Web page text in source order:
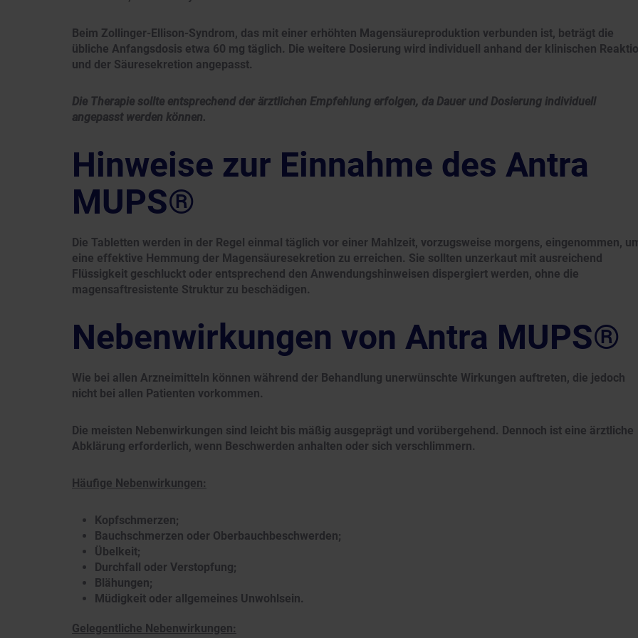
Beim Zollinger-Ellison-Syndrom, das mit einer erhöhten Magensäureproduktion verbunden ist, beträgt die
übliche Anfangsdosis etwa 60 mg täglich. Die weitere Dosierung wird individuell anhand der klinischen
und der Säuresekretion angepasst.
Die Therapie sollte entsprechend der ärztlichen Empfehlung erfolgen, da Dauer und Dosierung individuell
angepasst werden können.
Hinweise zur Einnahme des Antra
MUPS®
Die Tabletten werden in der Regel einmal täglich vor einer Mahlzeit, vorzugsweise morgens, eingenommen,
eine effektive Hemmung der Magensäuresekretion zu erreichen. Sie sollten unzerkaut mit ausreichend
Flüssigkeit geschluckt oder entsprechend den Anwendungshinweisen dispergiert werden, ohne die
magensaftresistente Struktur zu beschädigen.
Nebenwirkungen von Antra MUPS®
Wie bei allen Arzneimitteln können während der Behandlung unerwünschte Wirkungen auftreten, die jedoch
nicht bei allen Patienten vorkommen.
Die meisten Nebenwirkungen sind leicht bis mäßig ausgeprägt und vorübergehend. Dennoch ist eine ärztliche
Abklärung erforderlich, wenn Beschwerden anhalten oder sich verschlimmern.
Häufige Nebenwirkungen:
Kopfschmerzen;
Bauchschmerzen oder Oberbauchbeschwerden;
Übelkeit;
Durchfall oder Verstopfung;
Blähungen;
Müdigkeit oder allgemeines Unwohlsein.
Gelegentliche Nebenwirkungen: